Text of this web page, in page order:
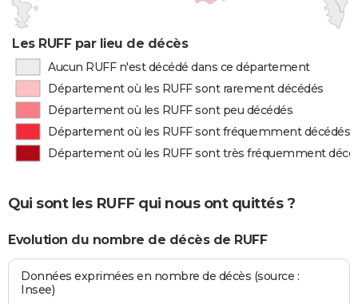
Les RUFF par lieu de décès
Aucun RUFF n'est décédé dans ce département
Département où les RUFF sont rarement décédés
Département où les RUFF sont peu décédés
Département où les RUFF sont fréquemment décédés
Département où les RUFF sont très fréquemment
Qui sont les RUFF qui nous ont quittés ?
Evolution du nombre de décès de RUFF
Données exprimées en nombre de décès (source :
Insee)